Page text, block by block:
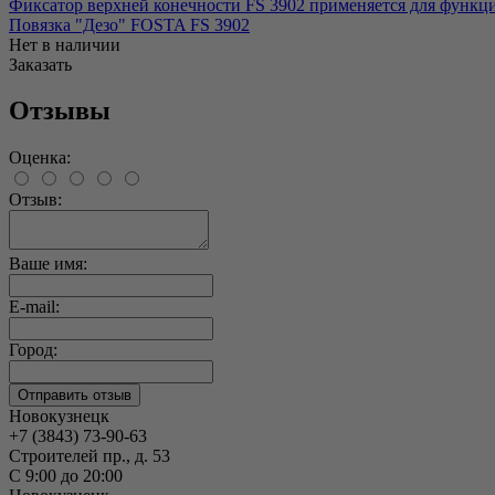
Фиксатор верхней конечности FS 3902 применяется для
Повязка "Дезо" FOSTA FS 3902
Нет в наличии
Заказать
Отзывы
Оценка:
Отзыв:
Ваше имя:
E-mail:
Город:
Новокузнецк
+7 (3843) 73-90-63
Строителей пр., д. 53
С 9:00 до 20:00